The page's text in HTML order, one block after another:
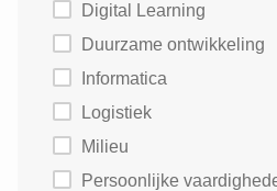
Digital Learning
Duurzame ontwikkeling
Informatica
Logistiek
Milieu
Persoonlijke